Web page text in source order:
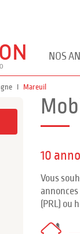
NOS
Mareuil
10
Vous
(PRL) ou